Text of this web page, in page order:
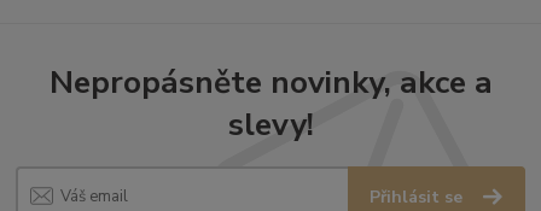
Nepropásněte novinky, akce a
slevy!
Přihlásit se